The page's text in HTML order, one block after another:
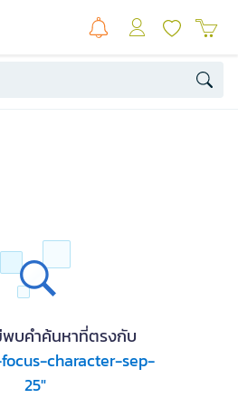
พบคำค้นหาที่ตรงกับ
character-sep-
25"